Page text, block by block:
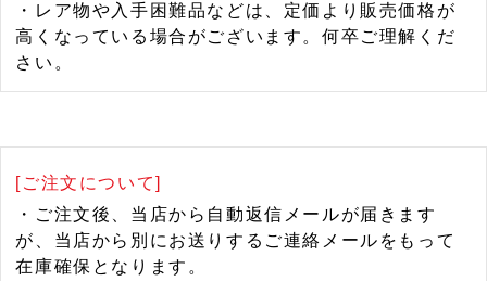
・レア物や入手困難品などは、定価より販売価格が
高くなっている場合がございます。何卒ご理解くだ
さい。
[ご注文について]
・ご注文後、当店から自動返信メールが届きます
が、当店から別にお送りするご連絡メールをもって
在庫確保となります。